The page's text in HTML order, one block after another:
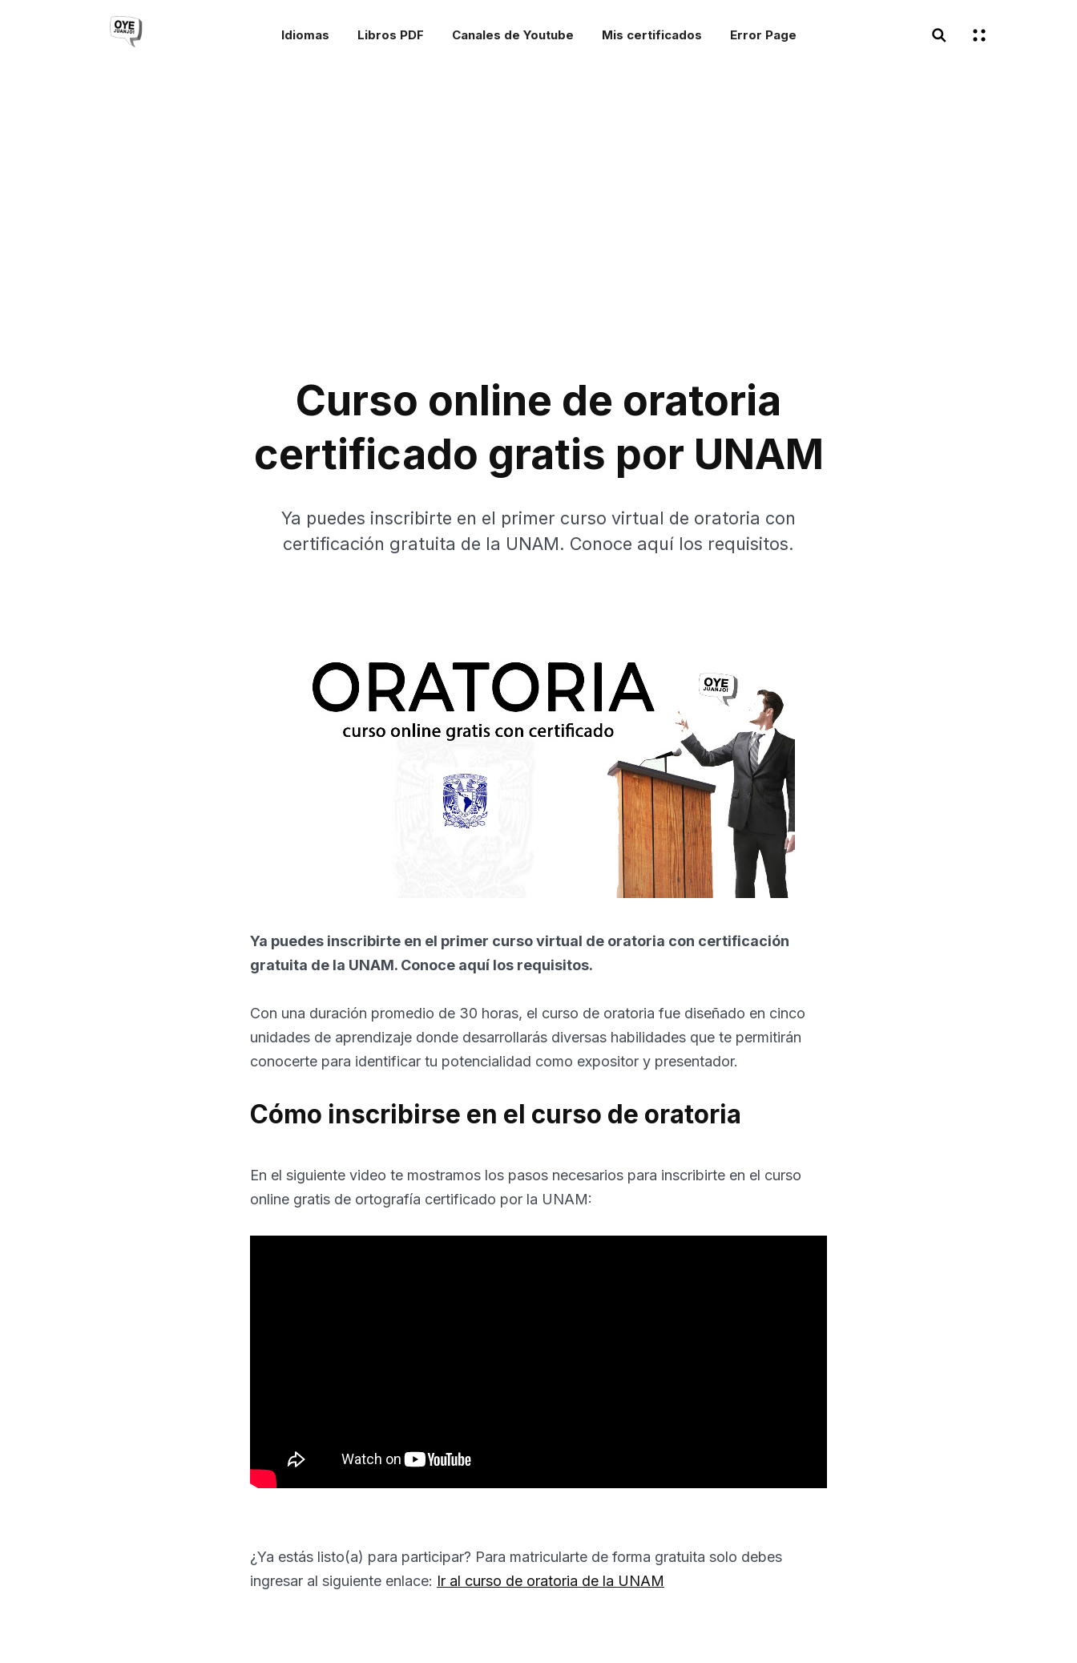
Idiomas Libros PDF Canales de Youtube Mis certificados Error Page
Curso online de oratoria
certificado gratis por UNAM
Ya puedes inscribirte en el primer curso virtual de oratoria con
certificación gratuita de la UNAM. Conoce aquí los requisitos.
Ya puedes inscribirte en el primer curso virtual de oratoria con certificación
gratuita de la UNAM. Conoce aquí los requisitos.
Con una duración promedio de 30 horas, el curso de oratoria fue diseñado en cinco
unidades de aprendizaje donde desarrollarás diversas habilidades que te permitirán
conocerte para identificar tu potencialidad como expositor y presentador.
Cómo inscribirse en el curso de oratoria
En el siguiente video te mostramos los pasos necesarios para inscribirte en el curso
online gratis de ortografía certificado por la UNAM:
¿Ya estás listo(a) para participar? Para matricularte de forma gratuita solo debes
ingresar al siguiente enlace: Ir al curso de oratoria de la UNAM